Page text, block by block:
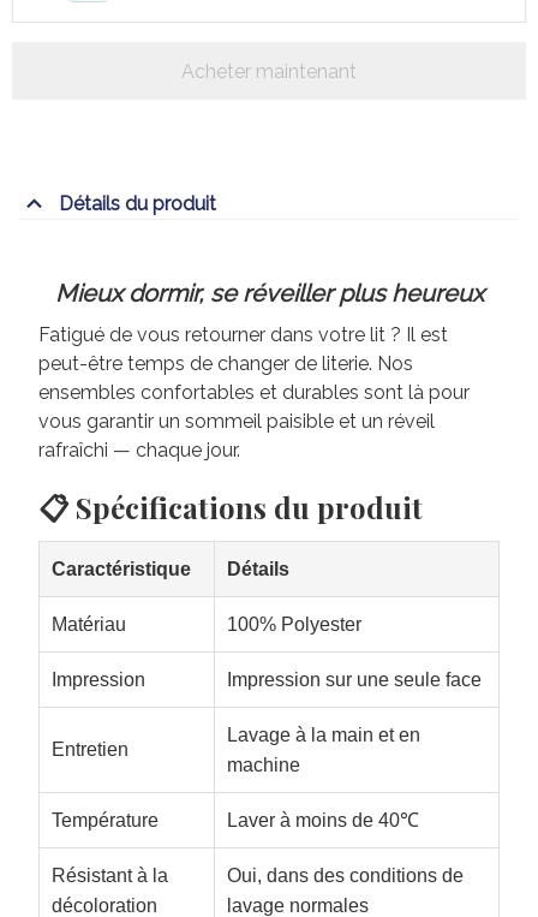
Acheter maintenant
Détails du produit
Mieux dormir, se réveiller plus heureux
Fatigué de vous retourner dans votre lit ? Il est
peut-être temps de changer de literie. Nos
ensembles confortables et durables sont là pour
vous garantir un sommeil paisible et un réveil
rafraîchi — chaque jour.
📋 Spécifications du produit
Caractéristique Détails
Matériau 100% Polyester
Impression Impression sur une seule face
Entretien
Lavage à la main et en
machine
Température Laver à moins de 40℃
Résistant à la
décoloration
Oui, dans des conditions de
lavage normales